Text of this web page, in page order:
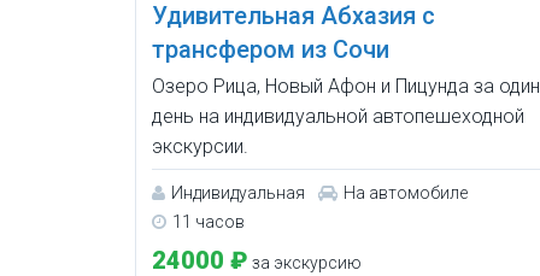
Удивительная Абхазия с
трансфером из Сочи
Озеро Рица, Новый Афон и Пицунда за один
день на индивидуальной автопешеходной
экскурсии.
Индивидуальная
На автомобиле
11 часов
24000 ₽ за экскурсию